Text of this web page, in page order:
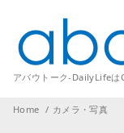
アバウトーク-DailyLife
Home カメラ・写真